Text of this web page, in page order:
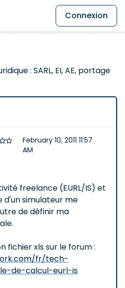
Connexion
: SARL, EI, AE, portage
February 10, 2011 11:57
AM
freelance (EURL/IS) et
d'un simulateur me
de définir ma
fichier xls sur le forum :
fr/tech-
de-calcul-eurl-is